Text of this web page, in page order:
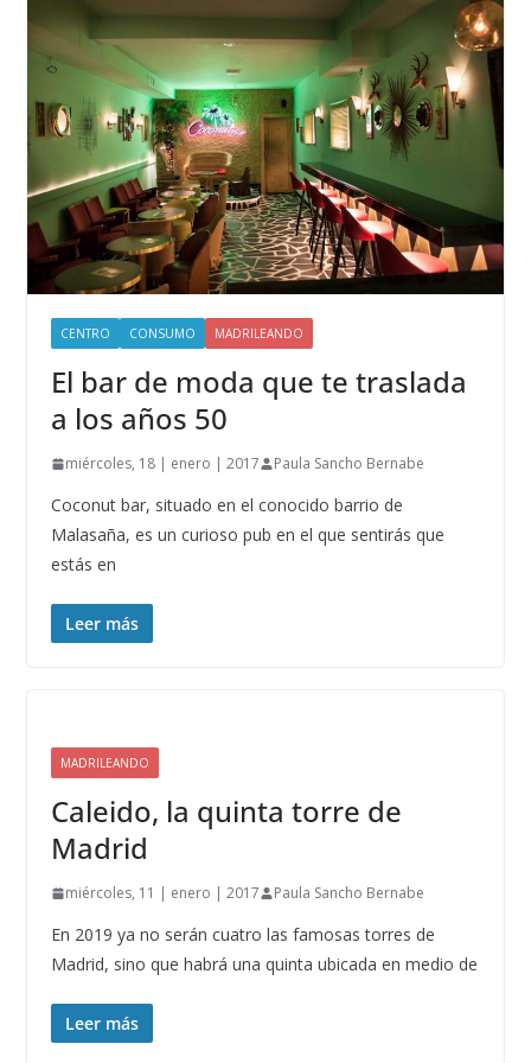
CENTRO CONSUMO MADRILEANDO
El bar de moda que te traslada
a los años 50
miércoles, 18 | enero | 2017 Paula Sancho Bernabe
Coconut bar, situado en el conocido barrio de
Malasaña, es un curioso pub en el que sentirás que
estás en
Leer más
MADRILEANDO
Caleido, la quinta torre de
Madrid
miércoles, 11 | enero | 2017 Paula Sancho Bernabe
En 2019 ya no serán cuatro las famosas torres de
Madrid, sino que habrá una quinta ubicada en medio de
Leer más